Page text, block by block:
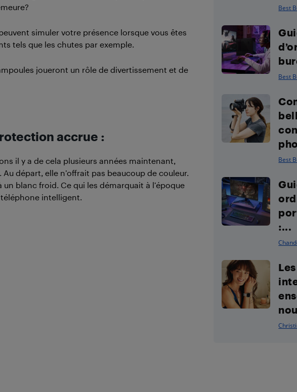
simuler votre présence lorsque vous êtes
tels que les chutes par exemple.
joueront un rôle de divertissement et de
accrue :
il y a de cela plusieurs années maintenant,
départ, elle n’offrait pas beaucoup de couleur.
blanc froid. Ce qui les démarquait à l’époque
intelligent.
Best
Best
Best
:...